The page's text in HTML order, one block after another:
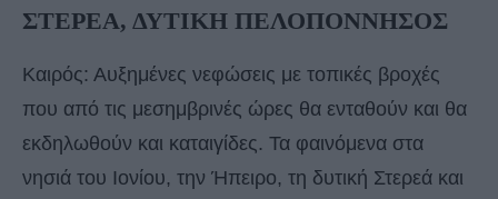
ΣΤΕΡΕΑ, ΔΥΤΙΚΗ ΠΕΛΟΠΟΝΝΗΣΟΣ
Καιρός: Αυξημένες νεφώσεις με τοπικές βροχές
που από τις μεσημβρινές ώρες θα ενταθούν και θα
εκδηλωθούν και καταιγίδες. Τα φαινόμενα στα
νησιά του Ιονίου, την Ήπειρο, τη δυτική Στερεά και